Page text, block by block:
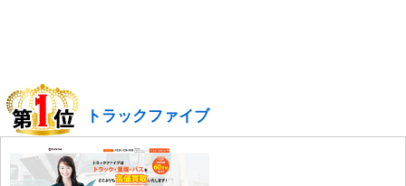
トラックファイブ